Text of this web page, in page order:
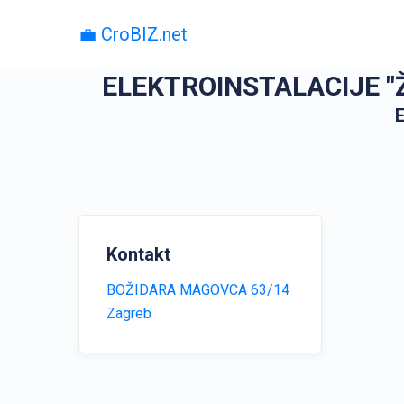
💼 CroBIZ.net
ELEKTROINSTALACIJE
Kontakt
BOŽIDARA MAGOVCA 63/14
Zagreb